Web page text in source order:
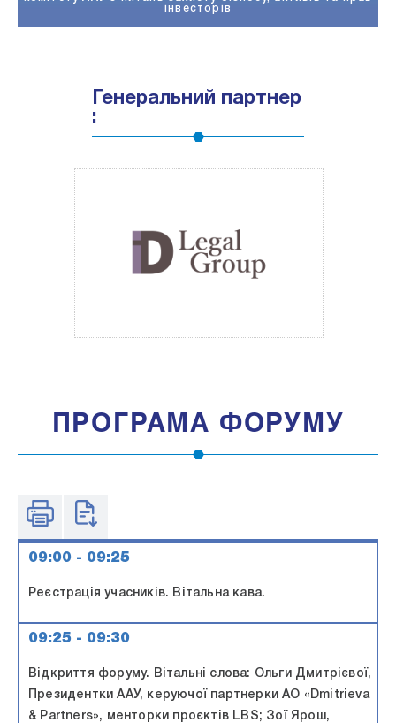
Генеральний партнер
:
ПРОГРАМА ФОРУМУ
09:00 - 09:25
Реєстрація учасників. Вітальна кава.
09:25 - 09:30
Відкриття форуму. Вітальні слова: Ольги Дмитрієвої,
Президентки ААУ, керуючої партнерки АО «Dmitrieva
& Partners», менторки проєктів LBS; Зої Ярош,